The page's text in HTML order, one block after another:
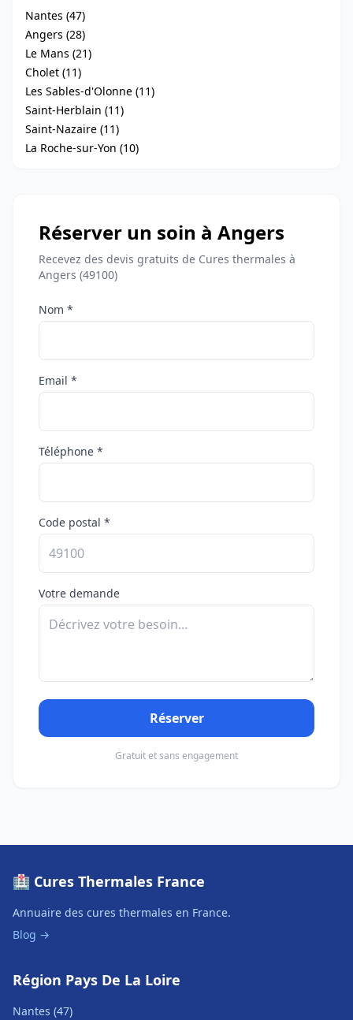
Nantes (47)
Angers (28)
Le Mans (21)
Cholet (11)
Les Sables-d'Olonne (11)
Saint-Herblain (11)
Saint-Nazaire (11)
La Roche-sur-Yon (10)
Réserver un soin à Angers
Recevez des devis gratuits de Cures thermales à
Angers (49100)
Nom *
Email *
Téléphone *
Code postal *
Votre demande
Réserver
Gratuit et sans engagement
🏥 Cures Thermales France
Annuaire des cures thermales en France.
Blog →
Région Pays De La Loire
Nantes (47)